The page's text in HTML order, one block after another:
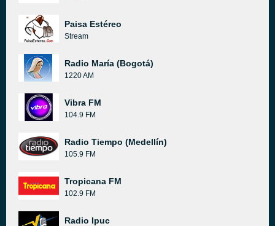
Paisa Estéreo
Stream
Radio María (Bogotá)
1220 AM
Vibra FM
104.9 FM
Radio Tiempo (Medellín)
105.9 FM
Tropicana FM
102.9 FM
Radio Ipuc